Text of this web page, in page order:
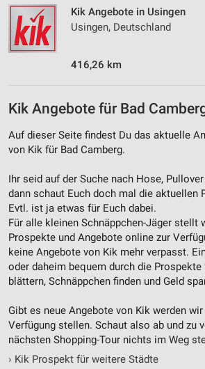
Kik Angebote in Usingen
Usingen, Deutschland
416,26 km
Kik Angebote für Bad
Auf dieser Seite findest Du das aktuelle
von Kik für Bad Camberg.
Ihr seid auf der Suche nach Hose,
dann schaut Euch doch mal die aktuellen
Evtl. ist ja etwas für Euch dabei.
Für alle kleinen Schnäppchen-Jäger stellt
Prospekte und Angebote online zur
keine Angebote von Kik mehr verpasst.
oder daheim bequem durch die Prospekte
blättern, Schnäppchen finden und Geld
Gibt es neue Angebote von Kik werden
Verfügung stellen. Schaut also ab und zu
nächsten Shopping-Tour nichts im Weg
› Kik Prospekt für weitere Städte
Quellen
Entwicklung und Verbesserung der
Verwendung reduzierter Daten zur
IAB-Besonderheiten:
Geräte anhand von aktiv angeforderten
Nicht-IAB-Verarbeitungszwecke:
Notwendig
Performance
Funktional